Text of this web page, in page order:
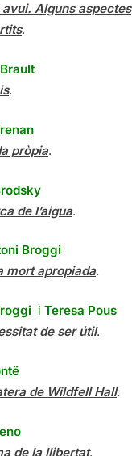
avui. Alguns aspectes
.
.
pròpia.
de l’aigua.
Broggi
mort apropiada.
i Teresa Pous
de ser útil.
de Wildfell Hall.
de la llibertat.